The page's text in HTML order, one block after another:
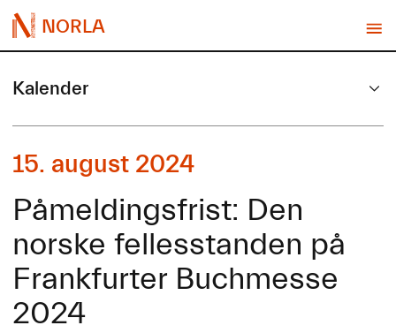
NORLA
Kalender
15. august 2024
Påmeldingsfrist: Den
norske fellesstanden på
Frankfurter Buchmesse
2024